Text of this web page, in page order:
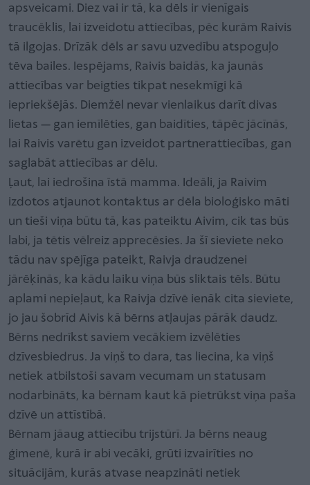
apsveicami. Diez vai ir tā, ka dēls ir vienīgais
traucēklis, lai izveidotu attiecības, pēc kurām Raivis
tā ilgojas. Drīzāk dēls ar savu uzvedību atspoguļo
tēva bailes. Iespējams, Raivis baidās, ka jaunās
attiecības var beigties tikpat nesekmīgi kā
iepriekšējās. Diemžēl nevar vienlaikus darīt divas
lietas — gan iemīlēties, gan baidīties, tāpēc jācīnās,
lai Raivis varētu gan izveidot partnerattiecības, gan
saglabāt attiecības ar dēlu.
Ļaut, lai iedrošina īstā mamma. Ideāli, ja Raivim
izdotos atjaunot kontaktus ar dēla bioloģisko māti
un tieši viņa būtu tā, kas pateiktu Aivim, cik tas būs
labi, ja tētis vēlreiz apprecēsies. Ja šī sieviete neko
tādu nav spējīga pateikt, Raivja draudzenei
jārēķinās, ka kādu laiku viņa būs sliktais tēls. Būtu
aplami nepieļaut, ka Raivja dzīvē ienāk cita sieviete,
jo jau šobrīd Aivis kā bērns atļaujas pārāk daudz.
Bērns nedrīkst saviem vecākiem izvēlēties
dzīvesbiedrus. Ja viņš to dara, tas liecina, ka viņš
netiek atbilstoši savam vecumam un statusam
nodarbināts, ka bērnam kaut kā pietrūkst viņa paša
dzīvē un attīstībā.
Bērnam jāaug attiecību trijstūrī. Ja bērns neaug
ģimenē, kurā ir abi vecāki, grūti izvairīties no
situācijām, kurās atvase neapzināti netiek